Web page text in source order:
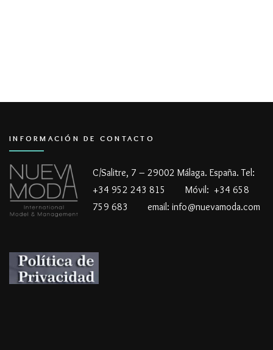
INFORMACIÓN DE CONTACTO
C/Salitre, 7 – 29002 Málaga. España. Tel:
+34 952 243 815 Móvil: +34 658
759 683 email: info@nuevamoda.com